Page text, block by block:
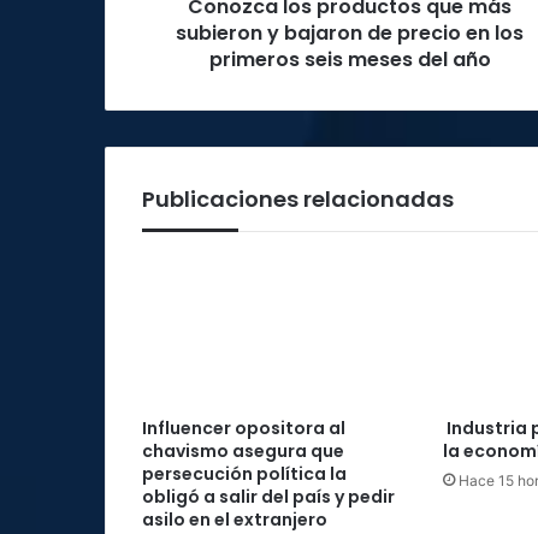
seis
Conozca los productos que más
subieron y bajaron de precio en los
primeros seis meses del año
Publicaciones relacionadas
Influencer opositora al
chavismo asegura que
persecución política la
obligó a salir del país y pedir
asilo en el extranjero
Industria
la
Hace 15